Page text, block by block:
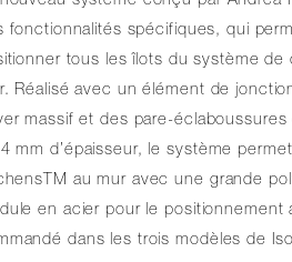
fonctionnalités spécifiques, qui
tous les îlots du système de
Réalisé avec un élément de
massif et des pare-
mm d’épaisseur, le système
au mur avec une grande
en acier pour le positionnement
dans les trois modèles de